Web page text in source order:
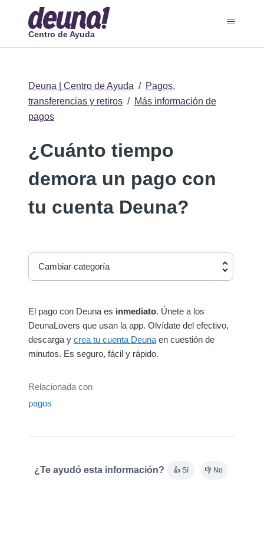
Centro de Ayuda
Deuna | Centro de Ayuda
Pagos,
transferencias y retiros
Más información de
pagos
¿Cuánto tiempo
demora un pago con
tu cuenta Deuna?
Cambiar categoría
El pago con Deuna es inmediato. Únete a los
DeunaLovers que usan la app. Olvídate del efectivo,
descarga y crea tu cuenta Deunaen cuestión de
minutos. Es seguro, fácil y rápido.
Relacionada con
pagos
¿Te ayudó esta información? 👍 Sí 👎 No